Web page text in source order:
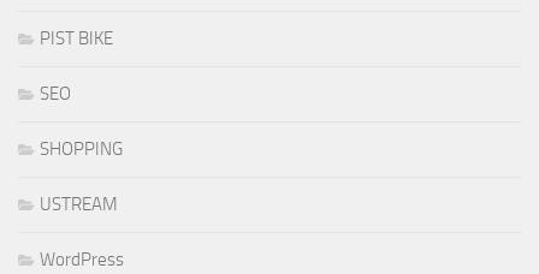
PIST BIKE
SEO
SHOPPING
USTREAM
WordPress